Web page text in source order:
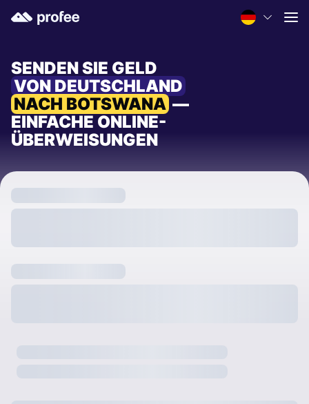
SENDEN SIE GELD
VON DEUTSCHLAND
NACH BOTSWANA —
EINFACHE ONLINE-
ÜBERWEISUNGEN